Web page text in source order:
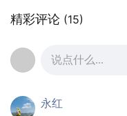
度。我以为是不结冰
可是我挪开冰
干净水，想再观察
了，我想关闭它，
精彩评论 (15)
说点什么...
永红